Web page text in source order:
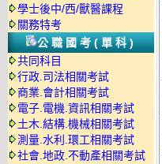
學士後中/西/獸醫課程
關務特考
公職國考(單科)
共同科目
行政.司法相關考試
商業.會計相關考試
電子.電機.資訊相關考試
土木.結構.機械相關考試
測量.水利.環工相關考試
社會.地政.不動產相關考試